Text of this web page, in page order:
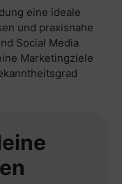
eine ideale
und praxisnahe
Social Media
Marketingziele